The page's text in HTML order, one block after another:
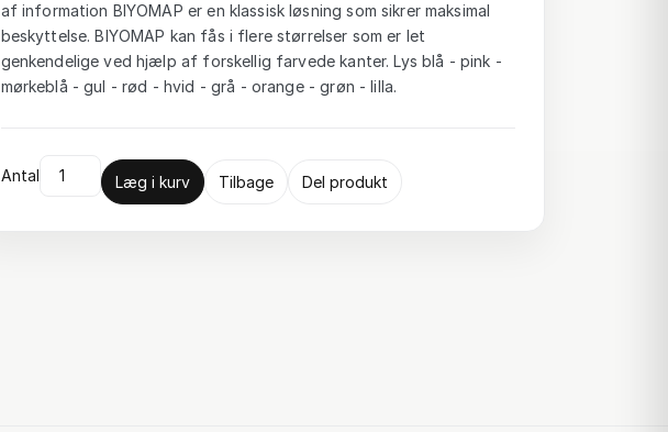
af information BIYOMAP er en klassisk løsning som sikrer maksimal
beskyttelse. BIYOMAP kan fås i flere størrelser som er let
genkendelige ved hjælp af forskellig farvede kanter. Lys blå - pink -
mørkeblå - gul - rød - hvid - grå - orange - grøn - lilla.
Antal Læg i kurv Tilbage Del produkt